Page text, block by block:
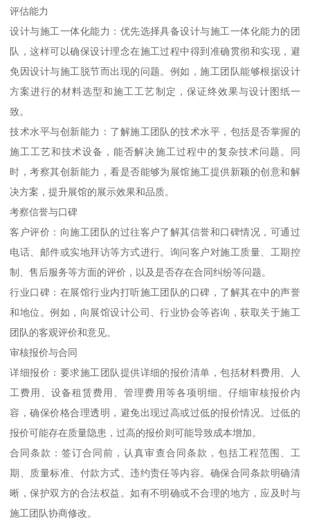
评估能力
设计与施工一体化能力：优先选择具备设计与施工一体化能力的团
队，这样可以确保设计理念在施工过程中得到准确贯彻和实现，避
免因设计与施工脱节而出现的问题。例如，施工团队能够根据设计
方案进行的材料选型和施工工艺制定，保证终效果与设计图纸一
致。
技术水平与创新能力：了解施工团队的技术水平，包括是否掌握的
施工工艺和技术设备，能否解决施工过程中的复杂技术问题。同
时，考察其创新能力，看是否能够为展馆施工提供新颖的创意和解
决方案，提升展馆的展示效果和品质。
考察信誉与口碑
客户评价：向施工团队的过往客户了解其信誉和口碑情况，可通过
电话、邮件或实地拜访等方式进行。询问客户对施工质量、工期控
制、售后服务等方面的评价，以及是否存在合同纠纷等问题。
行业口碑：在展馆行业内打听施工团队的口碑，了解其在中的声誉
和地位。例如，向展馆设计公司、行业协会等咨询，获取关于施工
团队的客观评价和意见。
审核报价与合同
详细报价：要求施工团队提供详细的报价清单，包括材料费用、人
工费用、设备租赁费用、管理费用等各项明细。仔细审核报价内
容，确保价格合理透明，避免出现过高或过低的报价情况。过低的
报价可能存在质量隐患，过高的报价则可能导致成本增加。
合同条款：签订合同前，认真审查合同条款，包括工程范围、工
期、质量标准、付款方式、违约责任等内容。确保合同条款明确清
晰，保护双方的合法权益。如有不明确或不合理的地方，应及时与
施工团队协商修改。